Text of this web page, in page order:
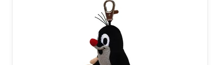
Krtek 7 cm sedící, plyšový přívěsek na karabince